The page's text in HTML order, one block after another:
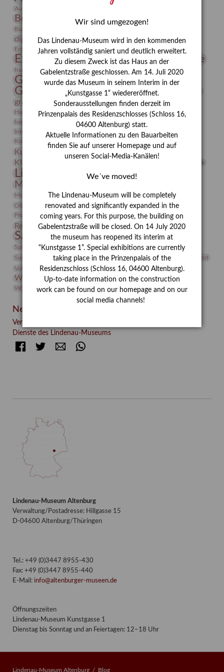
Ausstellung „Vier Winde“
Bernhard August von Lindenau
Burg Posterstein
digitallabor Entartete Kunst
Enteignung
Erdmann Julius Dietrich
Erlebnisportal estrusker Exlibris
Expressionismus Festrede Florenz Fotografie
frauen Frauen in der Antike und heute
Gerhard-Altenbourg-Preis
Gerhard Altenbourg
Gerhard Kurt Müller
grafische sammlung griechische Mythologie
Hanns-Conon von der Gabelentz Heinrich Kirchhoff Heldinnen
herman de vries Humboldt
Insekten
Integriertes Schädlingsmanagement
Jahresempfang
Kolosseum
Kunst
Kunstmuseum Kunstvermittlung Kunst von Kühl
KUNSTWAND Künstler Lehmbruck
Lindenau-Museum Marstall
Museumsgeschichte
Museumspädagogik Mäzen Napoleon Natur
Neue Remise
Objekt im Fokus
Paul Klee Peter Schnürpel Phelloplastik
Pohlhof
Provenienz
Provenienzforschung
Restaurierung Restitution Rudi Lesser Ruth Wolf-Rehfeld
Sammlung Samstagszeichner Skulptur
Sonderausstellung
Sphinx
studio Studio Bildende Kunst
studioDIGITAL
Suermondt-Ludwig-Museum
Vermittlung Video
Videokunst
Volontariat
Walter Rheiner Weihnachten Werefkin
Werkbetrachtung Winter Wissenschaft
Wolf and Dog
Wolf und Hund
Zirkuswoche
Neueste Beiträge
Verschenkt, verkauft, vergessen? – Kunstdetektivinnen im
Dienste des Lindenau-Museums
FacebookTwitter E-mail
Lindenau-Museum Altenburg
Verwaltung/Postadresse: Hillgasse 15
D-04600 Altenburg/Thüringen
Tel.: +49 (0)3447 8955-430
Fax: +49 (0)3447 8955-440
E-Mail: info@altenburger-museen.de
Öffnungszeiten
Lindenau-Museum Kunstgasse 1
Dienstag bis Sonntag und an Feiertagen: 12–18 Uhr
Lindenau-Museum Altenburg Blog
Wir sind umgezogen!
Das Lindenau-Museum wird in den kommenden
Jahren vollständig saniert und deutlich erweitert.
Zu diesem Zweck ist das Haus an der
Gabelentzstraße geschlossen. Am 14. Juli 2020
wurde das Museum in seinem Interim in der
„Kunstgasse 1“ wiedereröffnet.
Sonderausstellungen finden derzeit im
Prinzenpalais des Residenzschlosses (Schloss 16,
04600 Altenburg) statt.
Aktuelle Informationen zu den Bauarbeiten
finden Sie auf unserer Homepage und auf
unseren Social-Media-Kanälen!
We´ve moved!
The Lindenau-Museum will be completely
renovated and significantly expanded in the
coming years. For this purpose, the building on
Gabelentzstraße will be closed. On 14 July 2020
the museum has reopened its interim at
“Kunstgasse 1”. Special exhibitions are currently
taking place in the Prinzenpalais of the
Residenzschloss (Schloss 16, 04600 Altenburg).
Up-to-date information on the construction
work can be found on our homepage and on our
social media channels!